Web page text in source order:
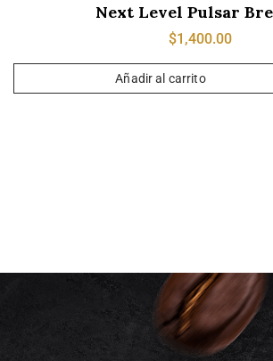
Next Level Pulsar
$1,400.00
Añadir al carrito